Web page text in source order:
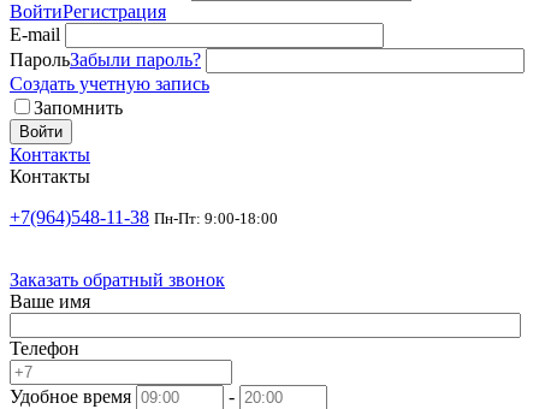
ВойтиРегистрация
E-mail
ПарольЗабыли пароль?
Создать учетную запись
Запомнить
Войти
Контакты
Контакты
+7(964)548-11-38 Пн-Пт: 9:00-18:00
Заказать обратный звонок
Ваше имя
Телефон
Удобное время
-